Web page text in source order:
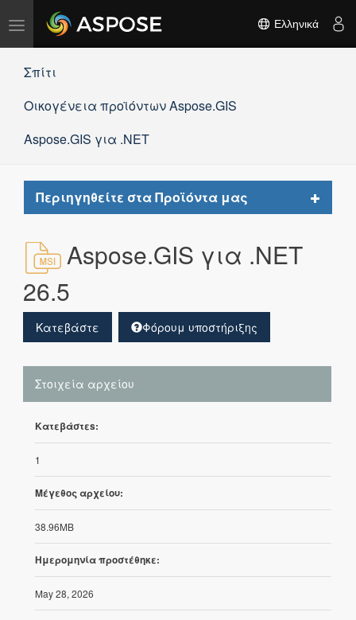
Εναλλαγή
πλοήγησης
Ελληνικά
Σπίτι
Οικογένεια προϊόντων Aspose.GIS
Aspose.GIS για .NET
Περιηγηθείτε στα Προϊόντα μας
Toggle
Aspose.GIS για .NET
26.5
Κατεβάστε Φόρουμ υποστήριξης
Στοιχεία αρχείου
Κατεβάστεs:
1
Μέγεθος αρχείου:
38.96MB
Ημερομηνία προστέθηκε:
May 28, 2026